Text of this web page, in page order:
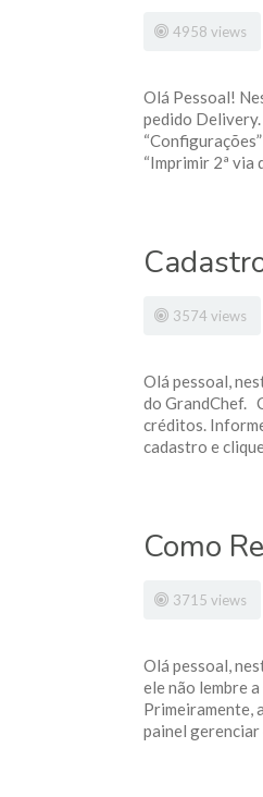
4958 views
Olá Pessoal!
pedido Delivery.
“Imprimir 2ª via
3574 views
Olá pessoal,
do GrandChef.
créditos.
cadastro e
Como
3715 views
Olá pessoal,
ele não lembre
Primeiramente,
painel gerenciar